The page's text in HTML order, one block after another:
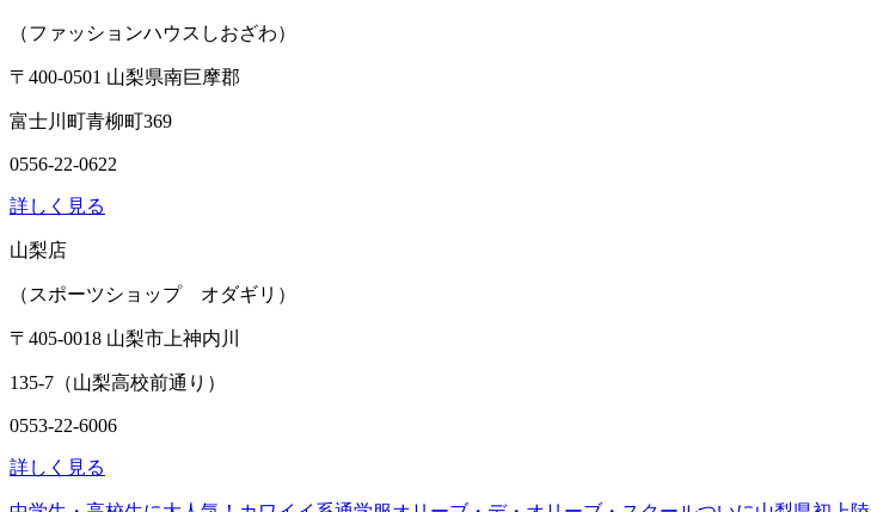
（ファッションハウスしおざわ）
〒400-0501 山梨県南巨摩郡
富士川町青柳町369
0556-22-0622
詳しく見る
山梨店
（スポーツショップ オダギリ）
〒405-0018 山梨市上神内川
135-7（山梨高校前通り）
0553-22-6006
詳しく見る